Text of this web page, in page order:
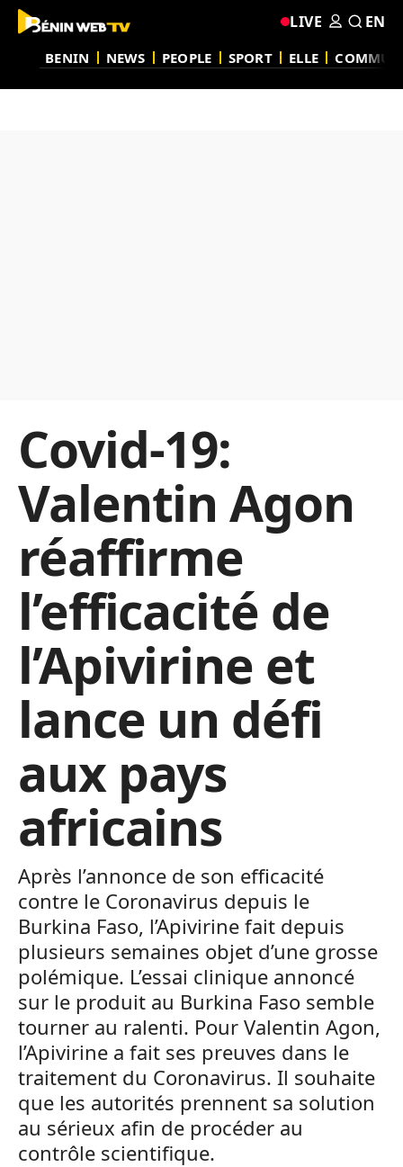
BENIN NEWS PEOPLE SPORT ELLE
LIVE EN
Covid-19:
Valentin Agon
réaffirme
l’efficacité de
l’Apivirine et
lance un défi
aux pays
africains
Après l’annonce de son efficacité
contre le Coronavirus depuis le
Burkina Faso, l’Apivirine fait depuis
plusieurs semaines objet d’une grosse
polémique. L’essai clinique annoncé
sur le produit au Burkina Faso semble
tourner au ralenti. Pour Valentin Agon,
l’Apivirine a fait ses preuves dans le
traitement du Coronavirus. Il souhaite
que les autorités prennent sa solution
au sérieux afin de procéder au
contrôle scientifique.